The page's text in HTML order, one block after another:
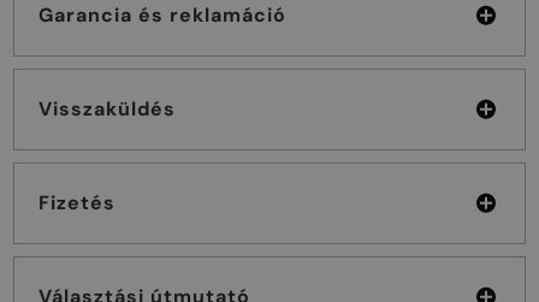
Garancia és reklamáció
Visszaküldés
Fizetés
Választási útmutató